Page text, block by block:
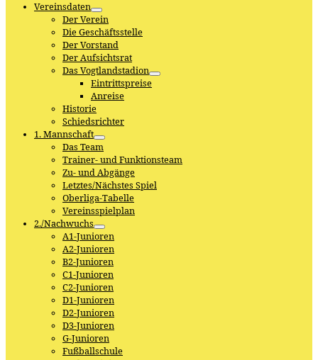
Vereinsdaten
Der Verein
Die Geschäftsstelle
Der Vorstand
Der Aufsichtsrat
Das Vogtlandstadion
Eintrittspreise
Anreise
Historie
Schiedsrichter
1. Mannschaft
Das Team
Trainer- und Funktionsteam
Zu- und Abgänge
Letztes/Nächstes Spiel
Oberliga-Tabelle
Vereinsspielplan
2./Nachwuchs
A1-Junioren
A2-Junioren
B2-Junioren
C1-Junioren
C2-Junioren
D1-Junioren
D2-Junioren
D3-Junioren
G-Junioren
Fußballschule